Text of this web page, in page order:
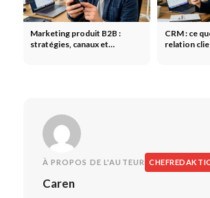
Marketing produit B2B :
stratégies, canaux et
CRM : ce
relation
À PROPOS DE L'AUTEUR
Caren